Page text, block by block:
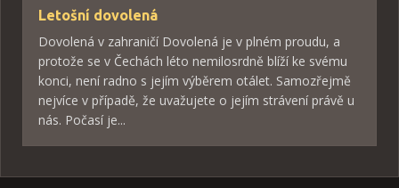
Letošní dovolená
Dovolená v zahraničí Dovolená je v plném proudu, a
protože se v Čechách léto nemilosrdně blíží ke svému
konci, není radno s jejím výběrem otálet. Samozřejmě
nejvíce v případě, že uvažujete o jejím strávení právě u
nás. Počasí je...